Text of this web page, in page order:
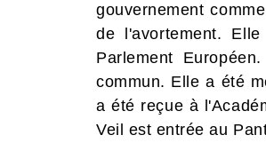
gouvernement
de l'avortement.
Parlement
commun. Elle a été
a été reçue à
Veil est entrée au